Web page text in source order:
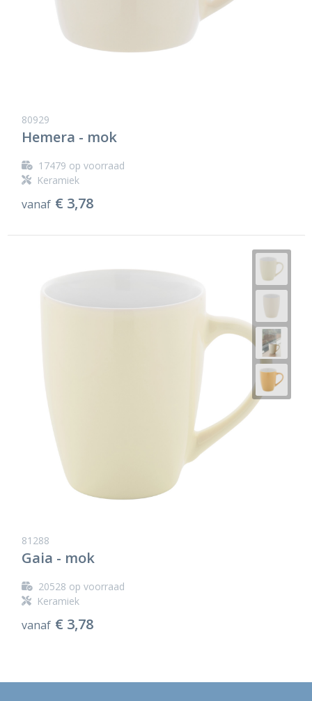
80929
Hemera - mok
17479 op voorraad
Keramiek
vanaf € 3,78
81288
Gaia - mok
20528 op voorraad
Keramiek
vanaf € 3,78